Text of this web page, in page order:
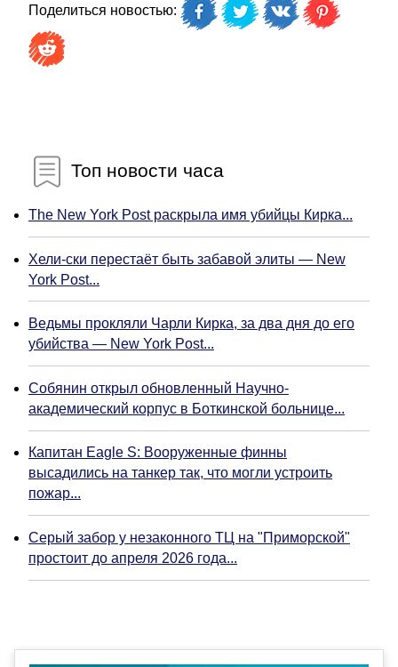
Поделиться новостью:
Топ новости часа
The New York Post раскрыла имя убийцы Кирка...
Хели-ски перестаёт быть забавой элиты — New
York Post...
Ведьмы прокляли Чарли Кирка, за два дня до его
убийства — New York Post...
Собянин открыл обновленный Научно-
академический корпус в Боткинской больнице...
Капитан Eagle S: Вооруженные финны
высадились на танкер так, что могли устроить
пожар...
Серый забор у незаконного ТЦ на "Приморской"
простоит до апреля 2026 года...